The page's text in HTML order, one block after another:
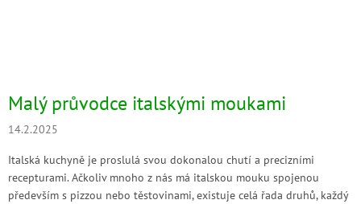
Malý průvodce italskými moukami
14.2.2025
Italská kuchyně je proslulá svou dokonalou chutí a precizními
recepturami. Ačkoliv mnoho z nás má italskou mouku spojenou
především s pizzou nebo těstovinami, existuje celá řada druhů, každý